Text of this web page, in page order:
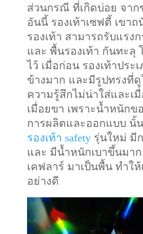
ส่วนกรณี ที่เกิดบ่อย จา
อันนี้ รองเท้าเซฟตี้ เขา
รองเท้า สามารถรับแรง
และ พื้นรองเท้า กันทะลุ
ไว้ เมื่อก่อน รองเท้าปร
ข้างมาก และมีรูปทรงที่
ความรู้สึกไม่น่าใส่และเ
เมื่อยขา เพราะน้ำหนักข
การผลิตและออกแบบ นั้
รองเท้า safetyรุ่นใหม่ มี
และ มีน้ำหนักเบาขึ้นมาก
เคฟลาร์ มาเป็นพื้น ทำใ
อย่างดี